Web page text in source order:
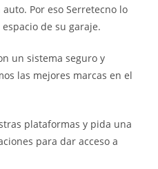
Por eso Serretecno lo
de su garaje.
un sistema seguro y
las mejores marcas en el
plataformas y pida una
para dar acceso a